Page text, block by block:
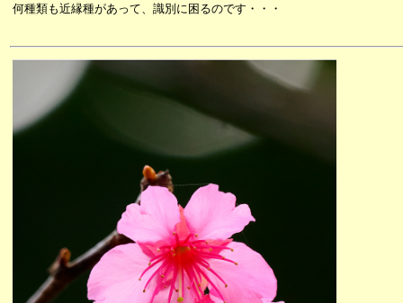
何種類も近縁種があって、識別に困るのです・・・